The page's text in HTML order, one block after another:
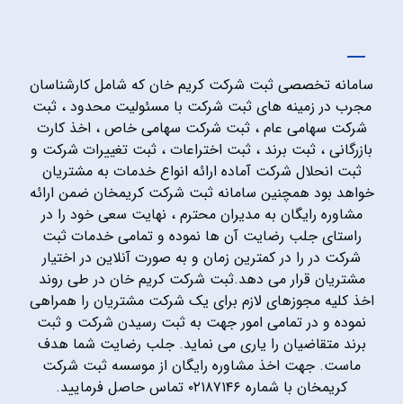
سامانه تخصصی ثبت شرکت کریم خان که شامل کارشناسان
مجرب در زمینه های ثبت شرکت با مسئولیت محدود ، ثبت
شرکت سهامی عام ، ثبت شرکت سهامی خاص ، اخذ کارت
بازرگانی ، ثبت برند ، ثبت اختراعات ، ثبت تغییرات شرکت و
ثبت انحلال شرکت آماده ارائه انواع خدمات به مشتریان
خواهد بود همچنین سامانه ثبت شرکت کریمخان ضمن ارائه
مشاوره رایگان به مدیران محترم ، نهایت سعی خود را در
راستای جلب رضایت آن ها نموده و تمامی خدمات ثبت
شرکت در را در کمترین زمان و به صورت آنلاین در اختیار
مشتریان قرار می دهد.ثبت شرکت کریم خان در طی روند
اخذ کلیه مجوزهای لازم برای یک شرکت مشتریان را همراهی
نموده و در تمامی امور جهت به ثبت رسیدن شرکت و ثبت
برند متقاضیان را یاری می نماید. جلب رضایت شما هدف
ماست. جهت اخذ مشاوره رایگان از موسسه ثبت شرکت
کریمخان با شماره ۰۲۱۸۷۱۴۶ تماس حاصل فرمایید.